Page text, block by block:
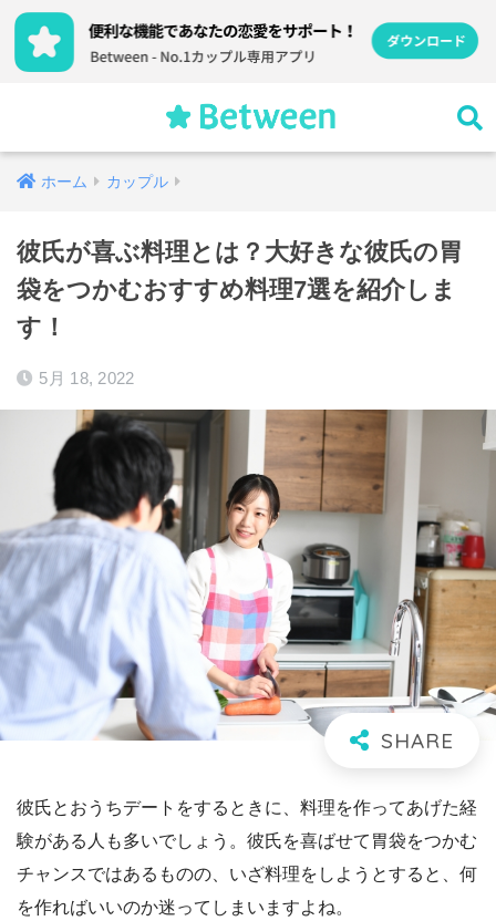
ホーム カップル
彼氏が喜ぶ料理とは？大好きな彼氏の胃
袋をつかむおすすめ料理7選を紹介しま
す！
5月 18, 2022
彼氏とおうちデートをするときに、料理を作ってあげた経
験がある人も多いでしょう。彼氏を喜ばせて胃袋をつかむ
チャンスではあるものの、いざ料理をしようとすると、何
を作ればいいのか迷ってしまいますよね。